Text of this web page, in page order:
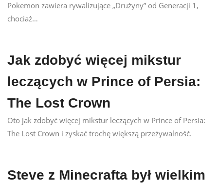
Pokemon zawiera rywalizujące „Drużyny” od Generacji 1,
chociaż…
Jak zdobyć więcej mikstur
leczących w Prince of Persia:
The Lost Crown
Oto jak zdobyć więcej mikstur leczących w Prince of Persia:
The Lost Crown i zyskać trochę większą przeżywalność.
Steve z Minecrafta był wielkim